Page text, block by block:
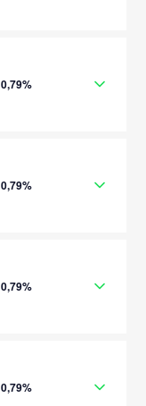
0,79%
0,79%
0,79%
0,79%